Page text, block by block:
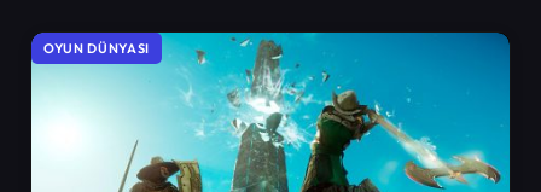
OYUN DÜNYASI